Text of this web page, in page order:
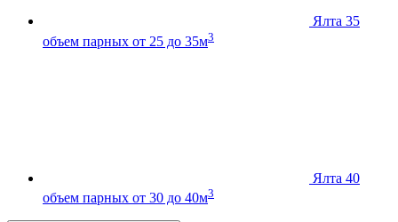
Ялта 35
объем парных от 25 до 35м3
Ялта 40
объем парных от 30 до 40м3